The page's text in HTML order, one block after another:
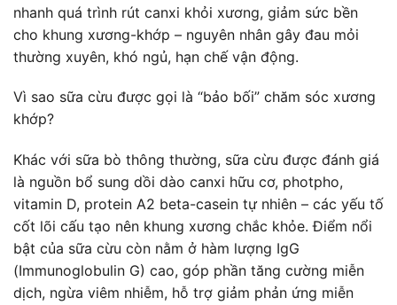
nhanh quá trình rút canxi khỏi xương, giảm sức bền
cho khung xương-khớp – nguyên nhân gây đau mỏi
thường xuyên, khó ngủ, hạn chế vận động.
Vì sao sữa cừu được gọi là “bảo bối” chăm sóc xương
khớp?
Khác với sữa bò thông thường, sữa cừu được đánh giá
là nguồn bổ sung dồi dào canxi hữu cơ, photpho,
vitamin D, protein A2 beta-casein tự nhiên – các yếu tố
cốt lõi cấu tạo nên khung xương chắc khỏe. Điểm nổi
bật của sữa cừu còn nằm ở hàm lượng IgG
(Immunoglobulin G) cao, góp phần tăng cường miễn
dịch, ngừa viêm nhiễm, hỗ trợ giảm phản ứng miễn